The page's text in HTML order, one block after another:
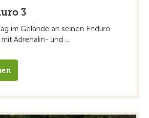
3
im Gelände an seinen Enduro
Adrenalin- und ...